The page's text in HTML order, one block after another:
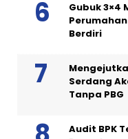
Gubuk 3×4
Berdiri
Serdang
Tanpa PBG
Audit BPK